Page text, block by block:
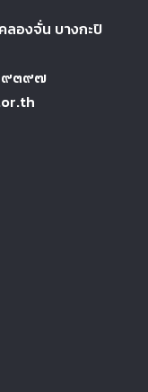
คลองจั่น บางกะปิ
๓๙๗